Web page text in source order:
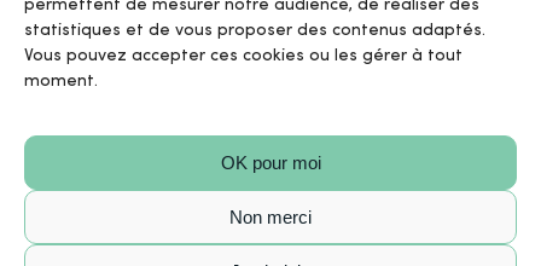
permettent de mesurer notre audience, de réaliser des
statistiques et de vous proposer des contenus adaptés.
Vous pouvez accepter ces cookies ou les gérer à tout
moment.
OK pour moi
Non merci
Mentions légales
Politique de confidentialité
Conditions Générales d’Utilisation